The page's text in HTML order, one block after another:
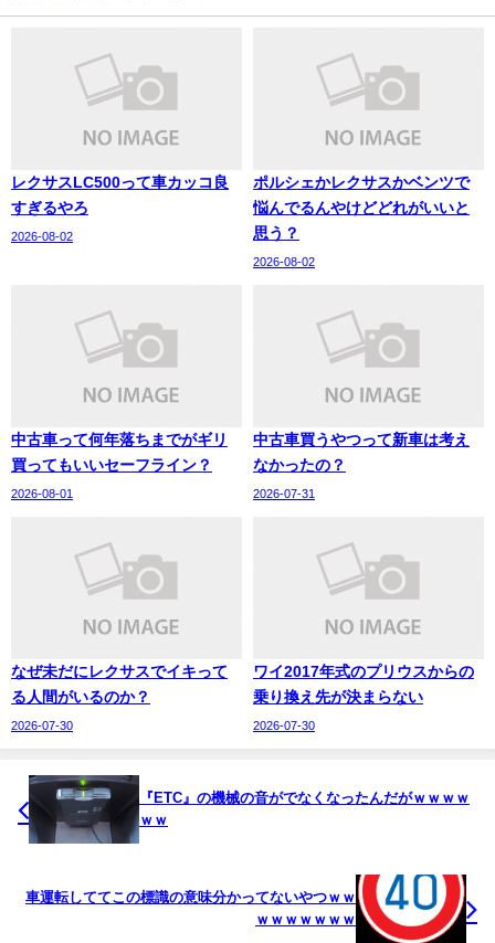
レクサスLC500って車カッコ良
すぎるやろ
2026-08-02
ポルシェかレクサスかベンツで
悩んでるんやけどどれがいいと
思う？
2026-08-02
中古車って何年落ちまでがギリ
買ってもいいセーフライン？
2026-08-01
中古車買うやつって新車は考え
なかったの？
2026-07-31
なぜ未だにレクサスでイキって
る人間がいるのか？
2026-07-30
ワイ2017年式のプリウスからの
乗り換え先が決まらない
2026-07-30
『ETC』の機械の音がでなくなったんだがｗｗｗｗ
ｗｗ
車運転しててこの標識の意味分かってないやつｗｗ
ｗｗｗｗｗｗｗ